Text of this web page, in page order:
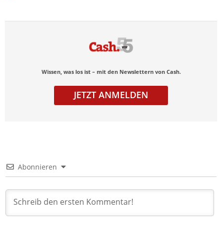
Wissen, was los ist – mit den Newslettern von Cash.
JETZT ANMELDEN
Abonnieren